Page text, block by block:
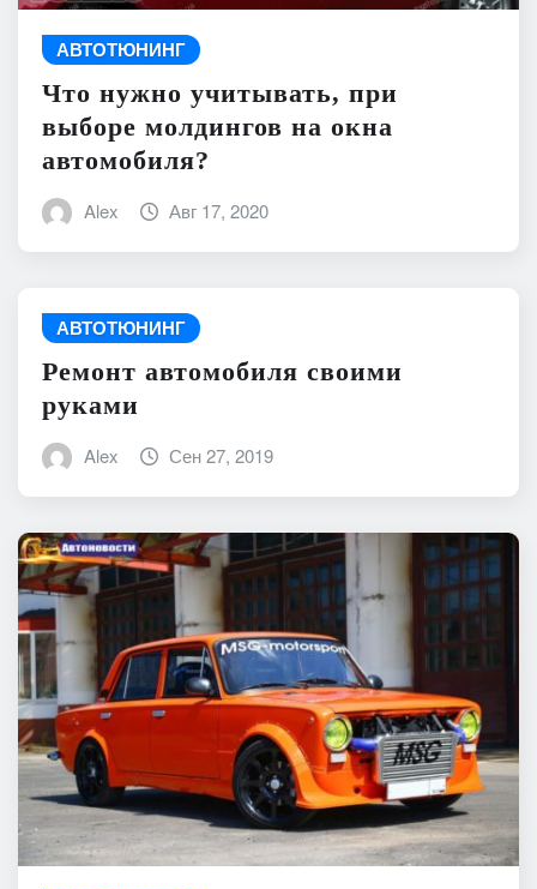
АВТОТЮНИНГ
Что нужно учитывать, при
выборе молдингов на окна
автомобиля?
Alex Авг 17, 2020
АВТОТЮНИНГ
Ремонт автомобиля своими
руками
Alex Сен 27, 2019